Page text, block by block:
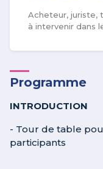
Acheteur, juriste,
à intervenir dans
Programme
INTRODUCTION
- Tour de table
participants